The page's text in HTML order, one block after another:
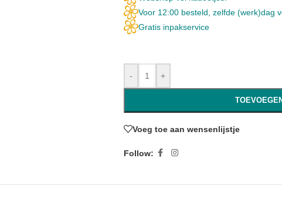
Voor 12:00 besteld, zelfde (werk)dag
Gratis inpakservice
- +
Voeg toe aan wensenlijstje
Follow: